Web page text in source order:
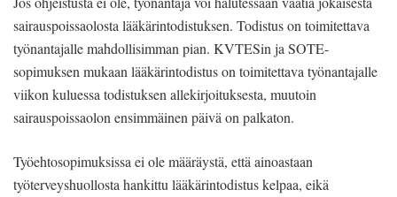
sairauspoissaolosta lääkärintodistuksen. Todistus on toimitettava
työnantajalle mahdollisimman pian. KVTESin ja SOTE-
sopimuksen mukaan lääkärintodistus on toimitettava työnantajalle
viikon kuluessa todistuksen allekirjoituksesta, muutoin
sairauspoissaolon ensimmäinen päivä on palkaton.
Työehtosopimuksissa ei ole määräystä, että ainoastaan
työterveyshuollosta hankittu lääkärintodistus kelpaa, eikä